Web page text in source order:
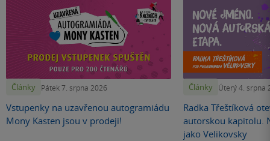
Články Pátek 7. srpna 2026
Vstupenky na uzavřenou autogramiádu
Mony Kasten jsou v prodeji!
Články Úterý 4. srpna
Radka Třeštíková
autorskou kapitolu.
jako Velikovsky